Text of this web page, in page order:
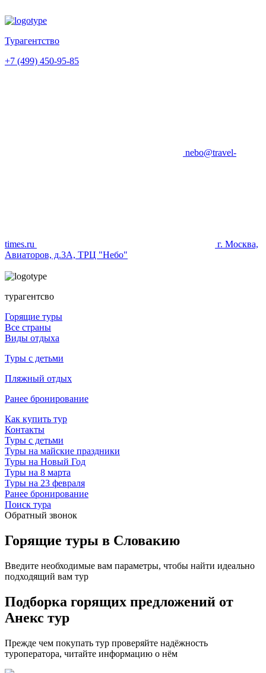
Турагентство
+7 (499) 450-95-85
nebo@travel-
times.ru
г. Москва,
Авиаторов, д.3А, ТРЦ "Небо"
турагентсво
Горящие туры
Все страны
Виды отдыха
Туры с детьми
Пляжный отдых
Ранее бронирование
Как купить тур
Контакты
Туры с детьми
Туры на майские праздники
Туры на Новый Год
Туры на 8 марта
Туры на 23 февраля
Ранее бронирование
Поиск тура
Обратный звонок
Горящие туры в Словакию
Введите необходимые вам параметры, чтобы найти идеально
подходящий вам тур
Подборка горящих предложений от
Анекс тур
Прежде чем покупать тур проверяйте надёжность
туроператора, читайте информацию о нём